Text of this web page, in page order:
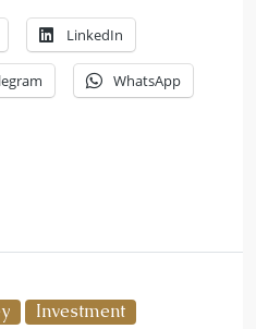
LinkedIn
WhatsApp
Investment